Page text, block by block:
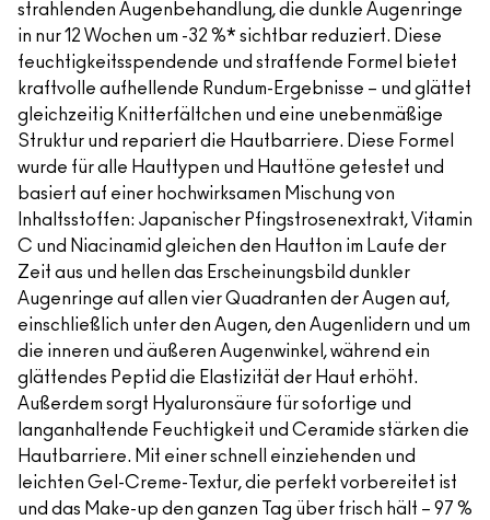
strahlenden Augenbehandlung, die dunkle Augenringe
in nur 12 Wochen um -32 %* sichtbar reduziert. Diese
feuchtigkeitsspendende und straffende Formel bietet
kraftvolle aufhellende Rundum-Ergebnisse – und glättet
gleichzeitig Knitterfältchen und eine unebenmäßige
Struktur und repariert die Hautbarriere. Diese Formel
wurde für alle Hauttypen und Hauttöne getestet und
basiert auf einer hochwirksamen Mischung von
Inhaltsstoffen: Japanischer Pfingstrosenextrakt, Vitamin
C und Niacinamid gleichen den Hautton im Laufe der
Zeit aus und hellen das Erscheinungsbild dunkler
Augenringe auf allen vier Quadranten der Augen auf,
einschließlich unter den Augen, den Augenlidern und um
die inneren und äußeren Augenwinkel, während ein
glättendes Peptid die Elastizität der Haut erhöht.
Außerdem sorgt Hyaluronsäure für sofortige und
langanhaltende Feuchtigkeit und Ceramide stärken die
Hautbarriere. Mit einer schnell einziehenden und
leichten Gel-Creme-Textur, die perfekt vorbereitet ist
und das Make-up den ganzen Tag über frisch hält – 97 %